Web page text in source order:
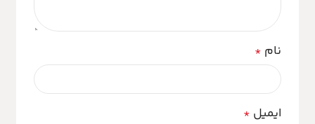
نام *
ایمیل *